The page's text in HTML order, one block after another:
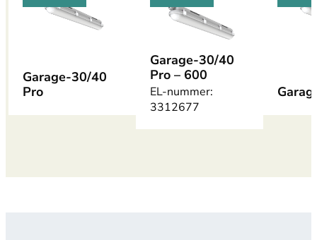
Garage-30/40
Pro
Garage-30/40
Pro – 600
EL-nummer:
3312677